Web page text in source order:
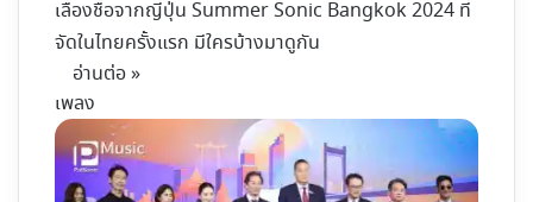
เลื่องชื่อจากญี่ปุ่น Summer Sonic Bangkok 2024 ที่
จัดในไทยครั้งแรก มีใครบ้างมาดูกัน
อ่านต่อ »
เพลง